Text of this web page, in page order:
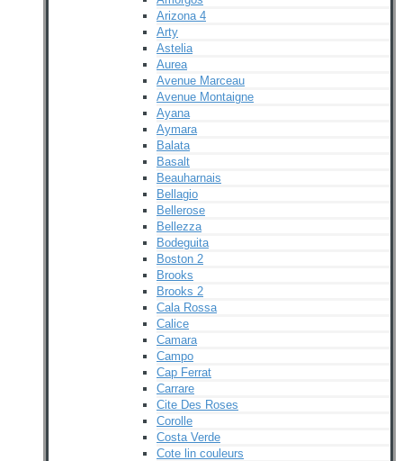
Arizona 4
Arty
Astelia
Aurea
Avenue Marceau
Avenue Montaigne
Ayana
Aymara
Balata
Basalt
Beauharnais
Bellagio
Bellerose
Bellezza
Bodeguita
Boston 2
Brooks
Brooks 2
Cala Rossa
Calice
Camara
Campo
Cap Ferrat
Carrare
Cite Des Roses
Corolle
Costa Verde
Cote lin couleurs